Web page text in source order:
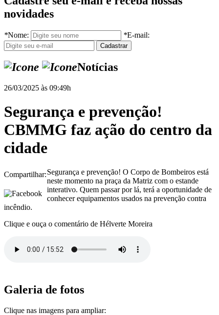
novidades
*Nome: *E-mail:
Notícias
26/03/2025 às 09:49h
Segurança e prevenção!
CBMMG faz ação do centro da
cidade
Compartilhar:Segurança e prevenção! O Corpo de Bombeiros está
neste momento na praça da Matriz com o estande
interativo. Quem passar por lá, terá a oportunidade de
conhecer equipamentos usados na prevenção contra
incêndio.
Clique e ouça o comentário de Hélverte Moreira
Galeria de fotos
Clique nas imagens para ampliar: